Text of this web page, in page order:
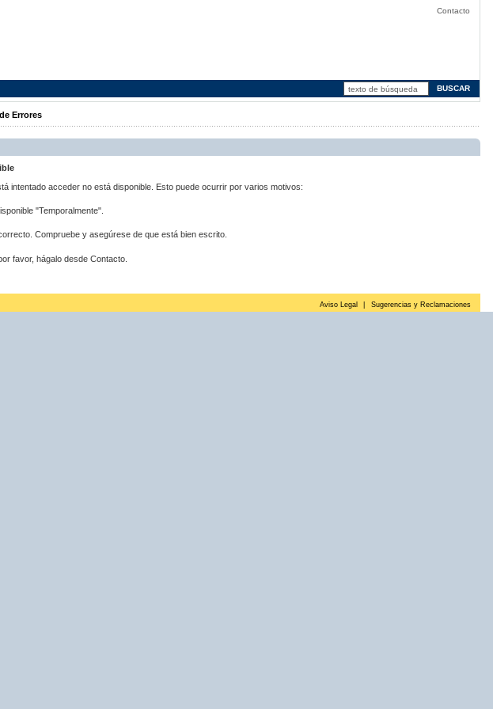
Contacto
Errores
intentado acceder no está disponible. Esto puede ocurrir por varios motivos:
"Temporalmente".
Compruebe y asegúrese de que está bien escrito.
favor, hágalo desde Contacto.
Aviso Legal Sugerencias y Reclamaciones